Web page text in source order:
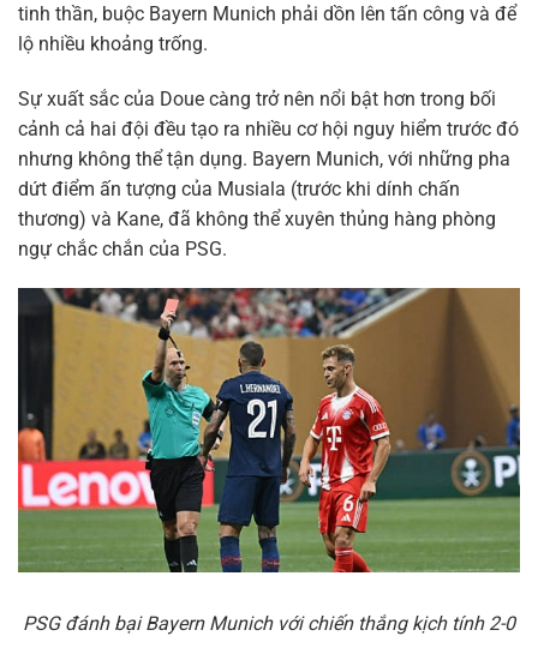
tinh thần, buộc Bayern Munich phải dồn lên tấn công và để
lộ nhiều khoảng trống.
Sự xuất sắc của Doue càng trở nên nổi bật hơn trong bối
cảnh cả hai đội đều tạo ra nhiều cơ hội nguy hiểm trước đó
nhưng không thể tận dụng. Bayern Munich, với những pha
dứt điểm ấn tượng của Musiala (trước khi dính chấn
thương) và Kane, đã không thể xuyên thủng hàng phòng
ngự chắc chắn của PSG.
PSG đánh bại Bayern Munich với chiến thắng kịch tính 2-0